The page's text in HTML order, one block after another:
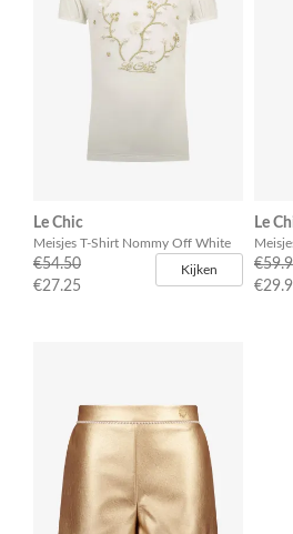
Le Chic
Meisjes T-Shirt Nommy Off White
€54.50
€27.25
Kijken
Le